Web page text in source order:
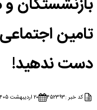
تامین
دست ندهید!
کد خبر :۴۵۲۳۹۳ ۲۰ اردیبهشت ۱۴۰۵ - ۱۵:۲۸